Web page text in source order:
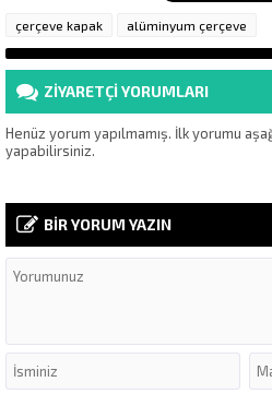
çerçeve kapak alüminyum çerçeve
ZİYARETÇİ YORUMLARI
Henüz yorum yapılmamış. İlk yorumu
yapabilirsiniz.
BİR YORUM YAZIN